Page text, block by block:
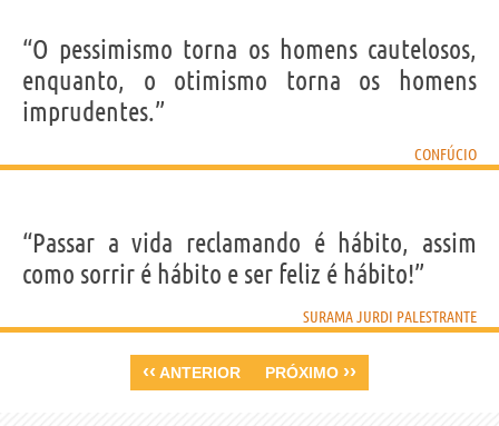
“O pessimismo torna os homens cautelosos,
enquanto, o otimismo torna os homens
imprudentes.”
CONFÚCIO
“Passar a vida reclamando é hábito, assim
como sorrir é hábito e ser feliz é hábito!”
SURAMA JURDI PALESTRANTE
‹‹ ANTERIOR PRÓXIMO ››